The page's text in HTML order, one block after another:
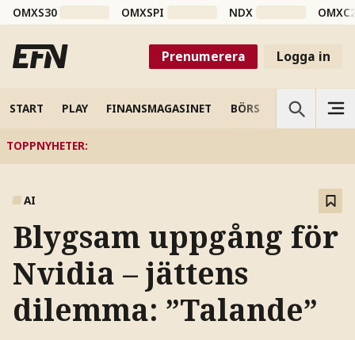
OMXS30 OMXSPI NDX
Prenumerera Logga in
START PLAY FINANSMAGASINET BÖRS VETENSKAP
TOPPNYHETER:
AI
Blygsam uppgång för
Nvidia – jättens
dilemma: ”Talande”